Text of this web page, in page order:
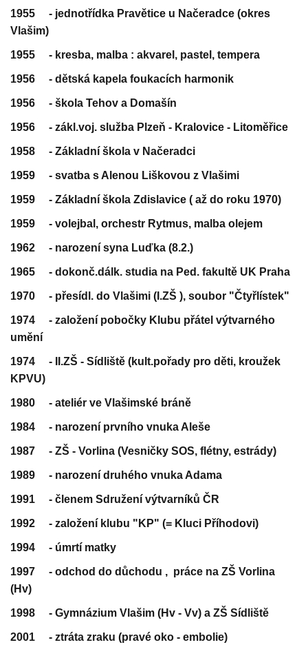
1955 - jednotřídka Pravětice u Načeradce (okres
Vlašim)
1955 - kresba, malba : akvarel, pastel, tempera
1956 - dětská kapela foukacích harmonik
1956 - škola Tehov a Domašín
1956 - zákl.voj. služba Plzeň - Kralovice - Litoměřice
1958 - Základní škola v Načeradci
1959 - svatba s Alenou Liškovou z Vlašimi
1959 - Základní škola Zdislavice ( až do roku 1970)
1959 - volejbal, orchestr Rytmus, malba olejem
1962 - narození syna Luďka (8.2.)
1965 - dokonč.dálk. studia na Ped. fakultě UK Praha
1970 - přesídl. do Vlašimi (I.ZŠ ), soubor "Čtyřlístek"
1974 - založení pobočky Klubu přátel výtvarného
umění
1974 - II.ZŠ - Sídliště (kult.pořady pro děti, kroužek
KPVU)
1980 - ateliér ve Vlašimské bráně
1984 - narození prvního vnuka Aleše
1987 - ZŠ - Vorlina (Vesničky SOS, flétny, estrády)
1989 - narození druhého vnuka Adama
1991 - členem Sdružení výtvarníků ČR
1992 - založení klubu "KP" (= Kluci Příhodovi)
1994 - úmrtí matky
1997 - odchod do důchodu , práce na ZŠ Vorlina
(Hv)
1998 - Gymnázium Vlašim (Hv - Vv) a ZŠ Sídliště
2001 - ztráta zraku (pravé oko - embolie)